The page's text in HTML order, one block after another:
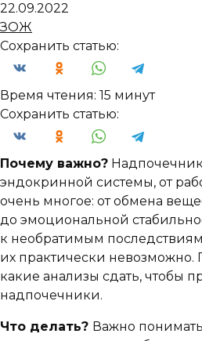
22.09.2022
ЗОЖ
Сохранить статью:
Время чтения: 15 минут
Сохранить статью:
Почему важно?
эндокринной системы, от
очень многое: от обмена
до эмоциональной
к необратимым
их практически невозможно.
какие анализы сдать, чтобы
надпочечники.
Что делать? Важно